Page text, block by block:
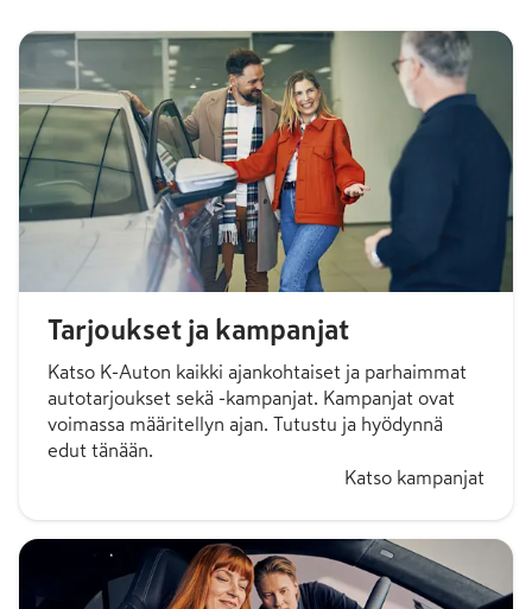
Tarjoukset ja kampanjat
Katso K-Auton kaikki ajankohtaiset ja parhaimmat
autotarjoukset sekä -kampanjat. Kampanjat ovat
voimassa määritellyn ajan. Tutustu ja hyödynnä
edut tänään.
Katso kampanjat